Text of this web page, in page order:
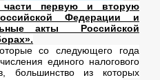
части первую и вторую
Федерации и
акты Российской
со следующего года
единого налогового
большинство из которых